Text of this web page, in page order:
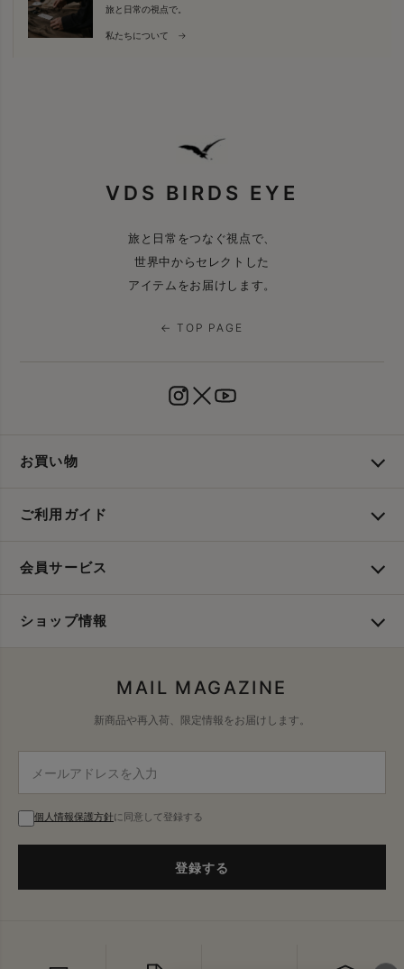
旅と日常の視点で。
私たちについて →
VDS BIRDS EYE
旅と日常をつなぐ視点で、
世界中からセレクトした
アイテムをお届けします。
← TOP PAGE
お買い物
ご利用ガイド
会員サービス
ショップ情報
MAIL MAGAZINE
新商品や再入荷、限定情報をお届けします。
個人情報保護方針に同意して登録する
登録する